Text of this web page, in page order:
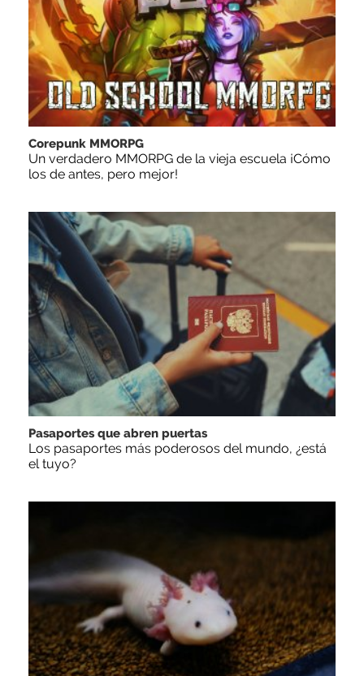
Corepunk MMORPG
Un verdadero MMORPG de la vieja escuela ¡Cómo
los de antes, pero mejor!
Pasaportes que abren puertas
Los pasaportes más poderosos del mundo, ¿está
el tuyo?